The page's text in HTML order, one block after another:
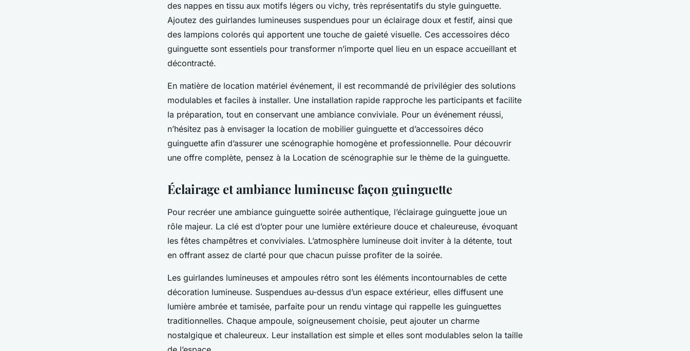
des nappes en tissu aux motifs légers ou vichy, très représentatifs du style guinguette.
Ajoutez des guirlandes lumineuses suspendues pour un éclairage doux et festif, ainsi que
des lampions colorés qui apportent une touche de gaieté visuelle. Ces accessoires déco
guinguette sont essentiels pour transformer n’importe quel lieu en un espace accueillant et
décontracté.
En matière de location matériel événement, il est recommandé de privilégier des solutions
modulables et faciles à installer. Une installation rapide rapproche les participants et facilite
la préparation, tout en conservant une ambiance conviviale. Pour un événement réussi,
n’hésitez pas à envisager la location de mobilier guinguette et d’accessoires déco
guinguette afin d’assurer une scénographie homogène et professionnelle. Pour découvrir
une offre complète, pensez à la Location de scénographie sur le thème de la guinguette.
Éclairage et ambiance lumineuse façon guinguette
Pour recréer une ambiance guinguette soirée authentique, l’éclairage guinguette joue un
rôle majeur. La clé est d’opter pour une lumière extérieure douce et chaleureuse, évoquant
les fêtes champêtres et conviviales. L’atmosphère lumineuse doit inviter à la détente, tout
en offrant assez de clarté pour que chacun puisse profiter de la soirée.
Les guirlandes lumineuses et ampoules rétro sont les éléments incontournables de cette
décoration lumineuse. Suspendues au-dessus d’un espace extérieur, elles diffusent une
lumière ambrée et tamisée, parfaite pour un rendu vintage qui rappelle les guinguettes
traditionnelles. Chaque ampoule, soigneusement choisie, peut ajouter un charme
nostalgique et chaleureux. Leur installation est simple et elles sont modulables selon la taille